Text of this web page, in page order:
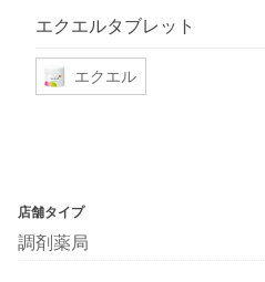
エクエルタブレット
エクエル
店舗タイプ
調剤薬局